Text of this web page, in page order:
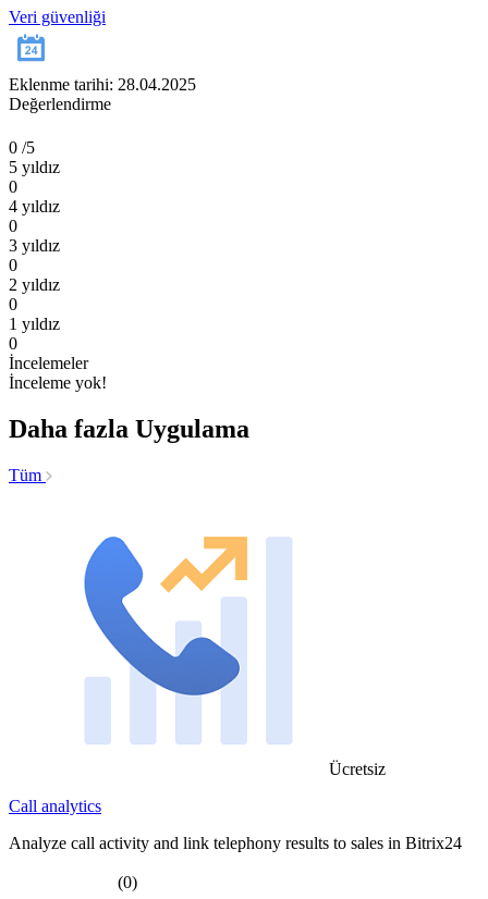
Veri güvenliği
Eklenme tarihi: 28.04.2025
Değerlendirme
0 /5
5 yıldız
0
4 yıldız
0
3 yıldız
0
2 yıldız
0
1 yıldız
0
İncelemeler
İnceleme yok!
Daha fazla Uygulama
Tüm
Ücretsiz
Call analytics
Analyze call activity and link telephony results to sales in Bitrix24
(0)